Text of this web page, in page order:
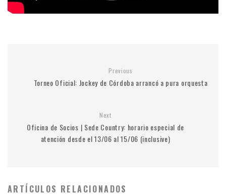
Previous
Torneo Oficial: Jockey de Córdoba arrancó a pura orquesta
Next
Oficina de Socios | Sede Country: horario especial de
atención desde el 13/06 al 15/06 (inclusive)
ARTÍCULOS RELACIONADOS